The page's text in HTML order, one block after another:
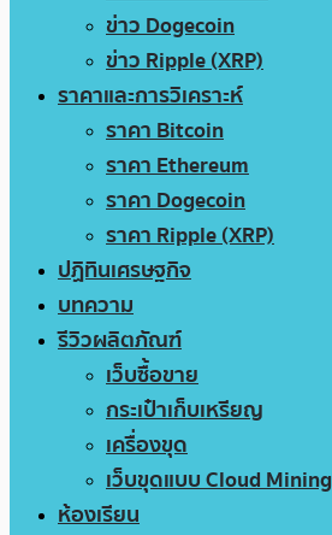
ข่าว Dogecoin
ข่าว Ripple (XRP)
ราคาและการวิเคราะห์
ราคา Bitcoin
ราคา Ethereum
ราคา Dogecoin
ราคา Ripple (XRP)
ปฏิทินเศรษฐกิจ
บทความ
รีวิวผลิตภัณฑ์
เว็บซื้อขาย
กระเป๋าเก็บเหรียญ
เครื่องขุด
เว็บขุดแบบ Cloud Mining
ห้องเรียน